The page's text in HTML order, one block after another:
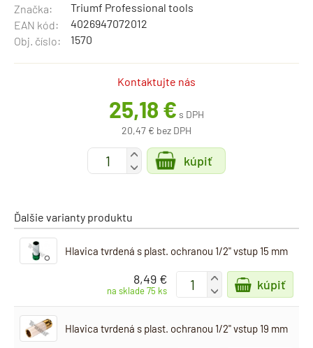
Značka:
Triumf Professional tools
EAN kód:
4026947072012
Obj. číslo:
1570
Kontaktujte nás
25,18 € s DPH
20,47 € bez DPH
+
-
kúpiť
Ďalšie varianty produktu
Hlavica tvrdená s plast. ochranou 1/2" vstup 15 mm
8,49 €
na sklade 75 ks
+
-
kúpiť
Hlavica tvrdená s plast. ochranou 1/2" vstup 19 mm